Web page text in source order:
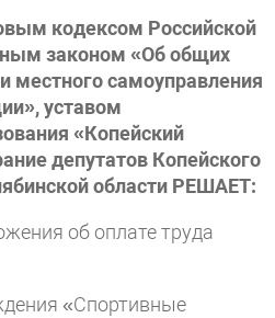
кодексом Российской
законом «Об общих
местного самоуправления
уставом
«Копейский
депутатов Копейского
области РЕШАЕТ:
об оплате труда
«Спортивные